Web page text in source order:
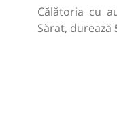
Călătoria cu
Sărat, durează